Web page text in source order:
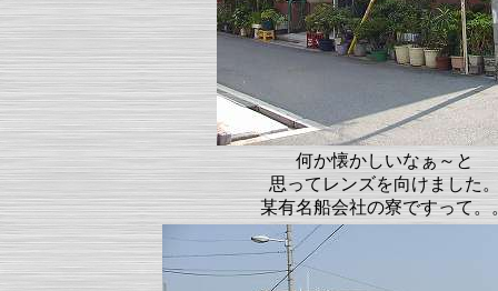
何か懐かしいなぁ～と
思ってレンズを向けました
某有名船会社の寮ですって。